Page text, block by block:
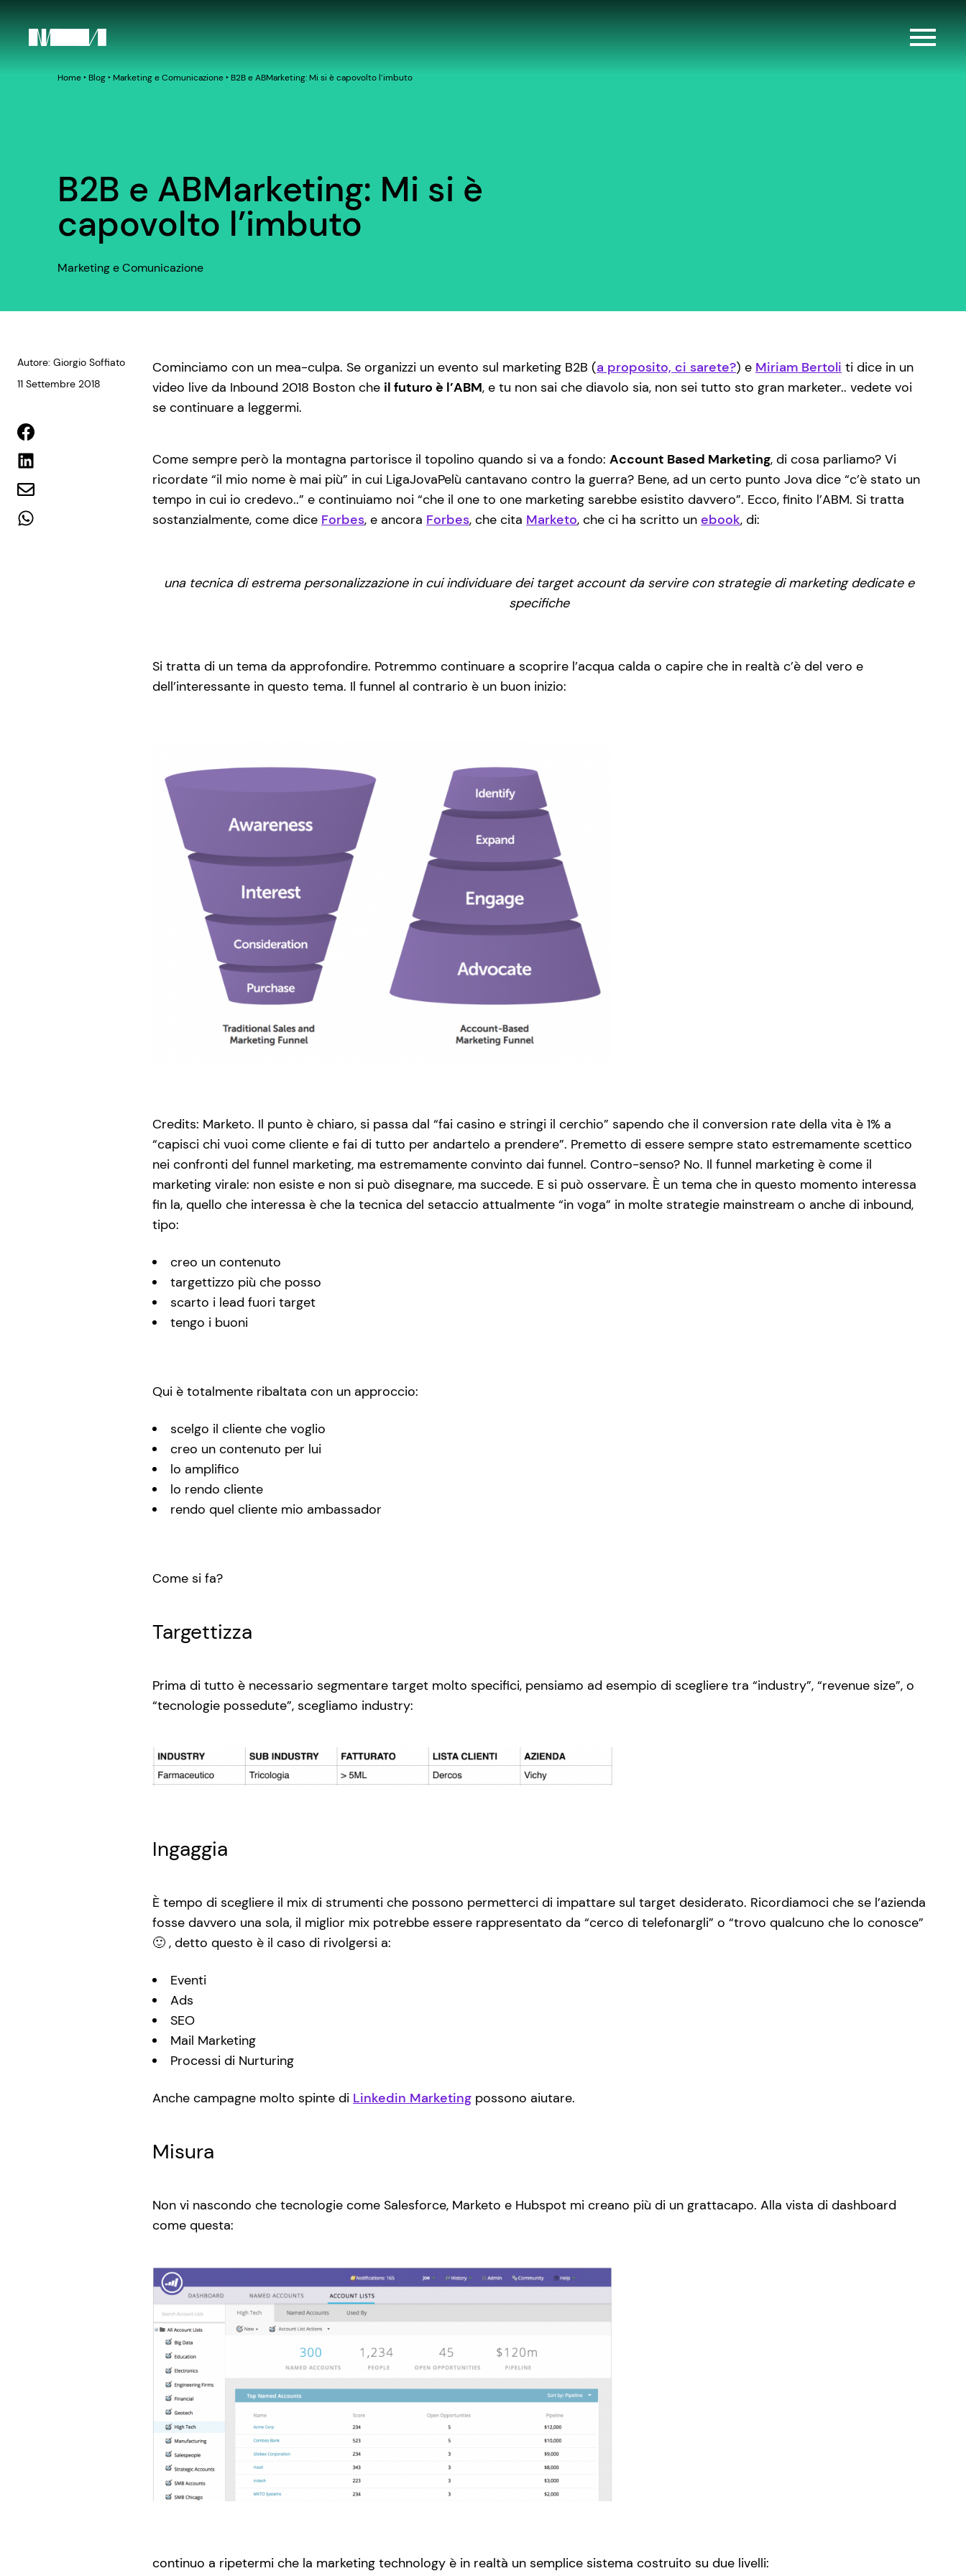
Home‣ Blog‣ Marketing e Comunicazione‣ B2B e ABMarketing: Mi si è capovolto l’imbuto
B2B e ABMarketing: Mi si è
capovolto l’imbuto
Marketing e Comunicazione
Autore: Giorgio Soffiato
11 Settembre 2018
Cominciamo con un mea-culpa. Se organizzi un evento sul marketing B2B (a proposito, ci sarete?) e Miriam Bertoli ti dice in un
video live da Inbound 2018 Boston che il futuro è l’ABM, e tu non sai che diavolo sia, non sei tutto sto gran marketer.. vedete voi
se continuare a leggermi.
Come sempre però la montagna partorisce il topolino quando si va a fondo: Account Based Marketing, di cosa parliamo? Vi
ricordate “il mio nome è mai più” in cui LigaJovaPelù cantavano contro la guerra? Bene, ad un certo punto Jova dice “c’è stato un
tempo in cui io credevo..” e continuiamo noi “che il one to one marketing sarebbe esistito davvero”. Ecco, finito l’ABM. Si tratta
sostanzialmente, come dice Forbes, e ancora Forbes, che cita Marketo, che ci ha scritto un ebook, di:
una tecnica di estrema personalizzazione in cui individuare dei target account da servire con strategie di marketing dedicate e
specifiche
Si tratta di un tema da approfondire. Potremmo continuare a scoprire l’acqua calda o capire che in realtà c’è del vero e
dell’interessante in questo tema. Il funnel al contrario è un buon inizio:
Credits: Marketo. Il punto è chiaro, si passa dal “fai casino e stringi il cerchio” sapendo che il conversion rate della vita è 1% a
“capisci chi vuoi come cliente e fai di tutto per andartelo a prendere”. Premetto di essere sempre stato estremamente scettico
nei confronti del funnel marketing, ma estremamente convinto dai funnel. Contro-senso? No. Il funnel marketing è come il
marketing virale: non esiste e non si può disegnare, ma succede. E si può osservare. È un tema che in questo momento interessa
fin la, quello che interessa è che la tecnica del setaccio attualmente “in voga” in molte strategie mainstream o anche di inbound,
tipo:
creo un contenuto
targettizzo più che posso
scarto i lead fuori target
tengo i buoni
Qui è totalmente ribaltata con un approccio:
scelgo il cliente che voglio
creo un contenuto per lui
lo amplifico
lo rendo cliente
rendo quel cliente mio ambassador
Come si fa?
Targettizza
Prima di tutto è necessario segmentare target molto specifici, pensiamo ad esempio di scegliere tra “industry”, “revenue size”, o
“tecnologie possedute”, scegliamo industry:
Ingaggia
È tempo di scegliere il mix di strumenti che possono permetterci di impattare sul target desiderato. Ricordiamoci che se l’azienda
fosse davvero una sola, il miglior mix potrebbe essere rappresentato da “cerco di telefonargli” o “trovo qualcuno che lo conosce”
🙂 , detto questo è il caso di rivolgersi a:
Eventi
Ads
SEO
Mail Marketing
Processi di Nurturing
Anche campagne molto spinte di Linkedin Marketing possono aiutare.
Misura
Non vi nascondo che tecnologie come Salesforce, Marketo e Hubspot mi creano più di un grattacapo. Alla vista di dashboard
come questa:
continuo a ripetermi che la marketing technology è in realtà un semplice sistema costruito su due livelli: